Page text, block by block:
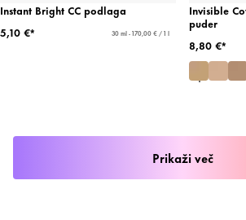
Instant Bright CC podlaga
5,10 €*
30 ml - 170,00 € / 1 l
Invisible
puder
8,80 €*
Prikaži več